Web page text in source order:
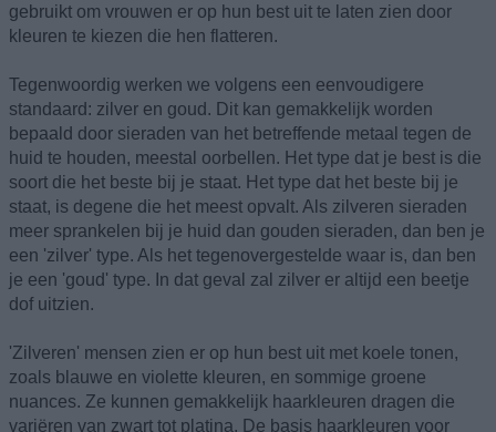
gebruikt om vrouwen er op hun best uit te laten zien door
kleuren te kiezen die hen flatteren.
Tegenwoordig werken we volgens een eenvoudigere
standaard: zilver en goud. Dit kan gemakkelijk worden
bepaald door sieraden van het betreffende metaal tegen de
huid te houden, meestal oorbellen. Het type dat je best is die
soort die het beste bij je staat. Het type dat het beste bij je
staat, is degene die het meest opvalt. Als zilveren sieraden
meer sprankelen bij je huid dan gouden sieraden, dan ben je
een 'zilver' type. Als het tegenovergestelde waar is, dan ben
je een 'goud' type. In dat geval zal zilver er altijd een beetje
dof uitzien.
'Zilveren' mensen zien er op hun best uit met koele tonen,
zoals blauwe en violette kleuren, en sommige groene
nuances. Ze kunnen gemakkelijk haarkleuren dragen die
variëren van zwart tot platina. De basis haarkleuren voor